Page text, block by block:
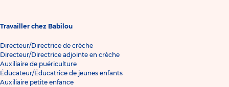
Travailler chez Babilou
Directeur/Directrice de crèche
Directeur/Directrice adjointe en crèche
Auxiliaire de puériculture
Éducateur/Éducatrice de jeunes enfants
Auxiliaire petite enfance